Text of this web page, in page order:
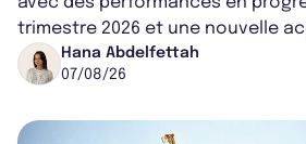
trimestre 2026 et une nouvelle
région de Chicago. Entre hausse
Hana Abdelfettah
07/08/26